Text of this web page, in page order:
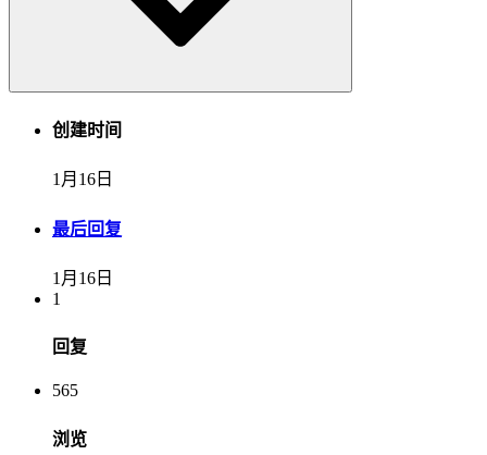
创建时间
1月16日
最后回复
1月16日
1
回复
565
浏览